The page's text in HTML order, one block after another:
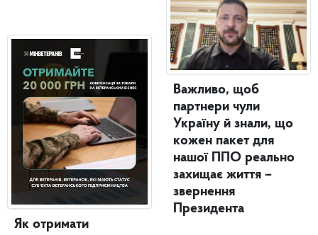
Як отримати
Важливо, щоб
партнери чули
Україну й знали, що
кожен пакет для
нашої ППО реально
захищає життя –
звернення
Президента